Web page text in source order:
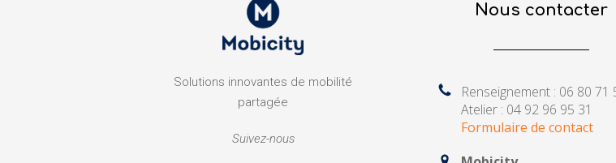
Solutions innovantes de mobilité
partagée
Suivez-nous
Nous contacter
Renseignement : 06 80 71
Atelier : 04 92 96 95 31
Formulaire de contact